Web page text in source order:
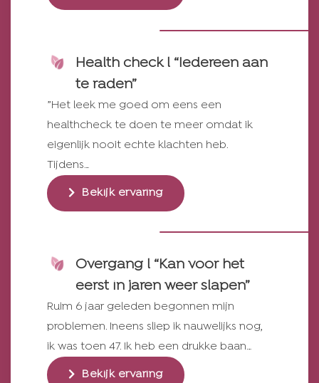
Health check l “Iedereen aan
te raden”
”Het leek me goed om eens een
healthcheck te doen te meer omdat ik
eigenlijk nooit echte klachten heb.
Tijdens…
Bekijk ervaring
Overgang l “Kan voor het
eerst in jaren weer slapen”
Ruim 6 jaar geleden begonnen mijn
problemen. Ineens sliep ik nauwelijks nog,
ik was toen 47. Ik heb een drukke baan…
Bekijk ervaring